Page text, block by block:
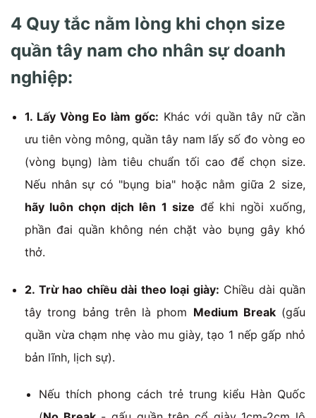
4 Quy tắc nằm lòng khi chọn size
quần tây nam cho nhân sự doanh
nghiệp:
1. Lấy Vòng Eo làm gốc: Khác với quần tây nữ cần
ưu tiên vòng mông, quần tây nam lấy số đo vòng eo
(vòng bụng) làm tiêu chuẩn tối cao để chọn size.
Nếu nhân sự có "bụng bia" hoặc nằm giữa 2 size,
hãy luôn chọn dịch lên 1 size để khi ngồi xuống,
phần đai quần không nén chặt vào bụng gây khó
thở.
2. Trừ hao chiều dài theo loại giày: Chiều dài quần
tây trong bảng trên là phom Medium Break(gấu
quần vừa chạm nhẹ vào mu giày, tạo 1 nếp gấp nhỏ
bản lĩnh, lịch sự).
Nếu thích phong cách trẻ trung kiểu Hàn Quốc